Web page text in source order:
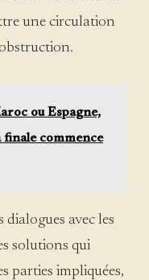
une circulation
ou Espagne,
finale commence
avec les
solutions qui
parties impliquées,